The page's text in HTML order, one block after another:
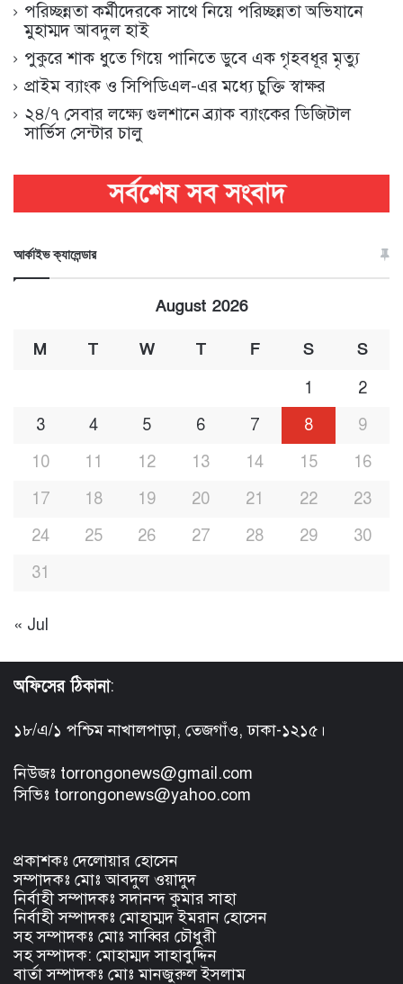
পরিচ্ছন্নতা কর্মীদেরকে সাথে নিয়ে পরিচ্ছন্নতা অভিযানে
মুহাম্মদ আবদুল হাই
পুকুরে শাক ধুতে গিয়ে পানিতে ডুবে এক গৃহবধূর মৃত্যু
প্রাইম ব্যাংক ও সিপিডিএল-এর মধ্যে চুক্তি স্বাক্ষর
২৪/৭ সেবার লক্ষ্যে গুলশানে ব্র্যাক ব্যাংকের ডিজিটাল
সার্ভিস সেন্টার চালু
আর্কাইভ ক্যালেন্ডার
August 2026
M T W T F S S
1
2
3
4 5 6 7 8
9
10
11 12 13 14 15
16
17
18 19 20 21 22
23
24
25 26 27 28 29
30
31
« Jul
অফিসের ঠিকানা:
১৮/এ/১ পশ্চিম নাখালপাড়া, তেজগাঁও, ঢাকা-১২১৫।
নিউজঃ torrongonews@gmail.com
সিভিঃ torrongonews@yahoo.com
প্রকাশকঃ দেলোয়ার হোসেন
সম্পাদকঃ মোঃ আবদুল ওয়াদুদ
নির্বাহী সম্পাদকঃ সদানন্দ কুমার সাহা
নির্বাহী সম্পাদকঃ মোহাম্মদ ইমরান হোসেন
সহ সম্পাদকঃ মোঃ সাব্বির চৌধুরী
সহ সম্পাদক: মোহাম্মদ সাহাবুদ্দিন
বার্তা সম্পাদকঃ মোঃ মানজুরুল ইসলাম